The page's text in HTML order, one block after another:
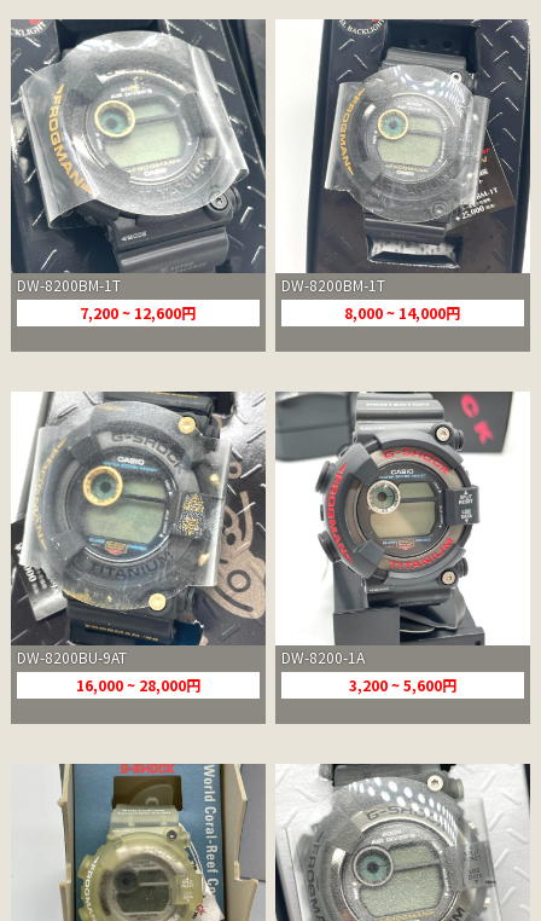
DW-8200BM-1T
7,200 ~ 12,600円
DW-8200BM-1T
8,000 ~ 14,000円
DW-8200BU-9AT
16,000 ~ 28,000円
DW-8200-1A
3,200 ~ 5,600円